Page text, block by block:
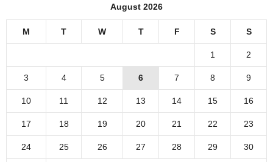
August 2026
M T W T F S S
1 2
3 4 5 6 7 8 9
10 11 12 13 14 15 16
17 18 19 20 21 22 23
24 25 26 27 28 29 30